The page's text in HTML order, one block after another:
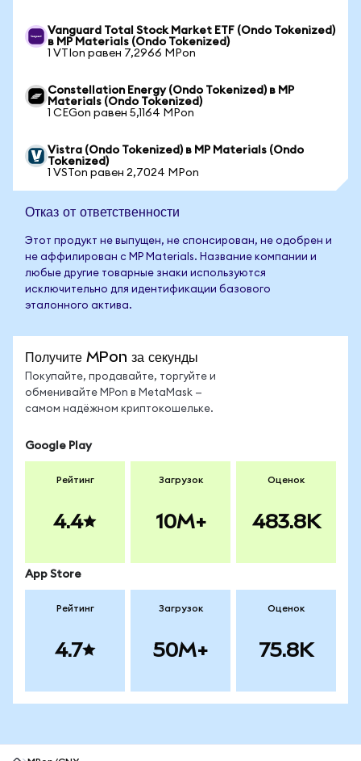
Vanguard Total Stock Market ETF (Ondo Tokenized)
в MP Materials (Ondo Tokenized)
1 VTIon равен 7,2966 MPon
Constellation Energy (Ondo Tokenized) в MP
Materials (Ondo Tokenized)
1 CEGon равен 5,1164 MPon
Vistra (Ondo Tokenized) в MP Materials (Ondo
Tokenized)
1 VSTon равен 2,7024 MPon
Отказ от ответственности
Этот продукт не выпущен, не спонсирован, не одобрен и
не аффилирован с MP Materials. Название компании и
любые другие товарные знаки используются
исключительно для идентификации базового
эталонного актива.
Получите MPon за секунды
Покупайте, продавайте, торгуйте и
обменивайте MPon в MetaMask —
самом надёжном криптокошельке.
Google Play
Рейтинг
4.4
Загрузок
10M+
Оценок
483.8K
App Store
Рейтинг
4.7
Загрузок
50M+
Оценок
75.8K